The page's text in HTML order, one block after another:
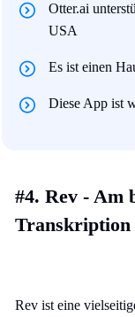
Otter.ai
USA
Es ist einen
Diese App ist
#4. Rev - Am
Transkription
Rev ist eine